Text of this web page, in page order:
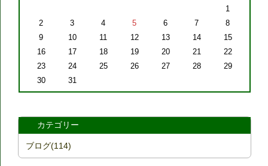
1
2
3 4 5 6 7
8
9
10 11 12 13 14
15
16
17 18 19 20 21
22
23
24 25 26 27 28
29
30
31
カテゴリー
ブログ(114)